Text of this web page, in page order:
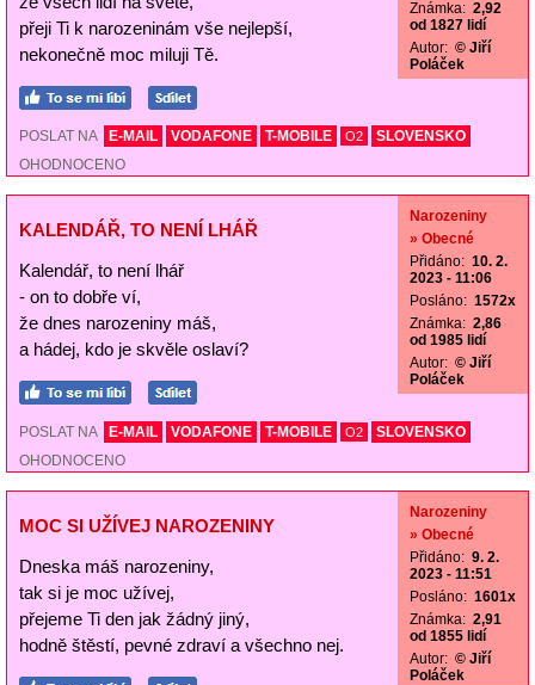
přeji Ti k narozeninám vše nejlepší,
nekonečně moc miluji Tě.
Známka: 2,92
od 1827 lidí
Autor: © Jiří
Poláček
POSLAT NA E-MAIL VODAFONE T-MOBILE O2
SLOVENSKO
OHODNOCENO
KALENDÁŘ, TO NENÍ LHÁŘ
Kalendář, to není lhář
- on to dobře ví,
že dnes narozeniny máš,
a hádej, kdo je skvěle oslaví?
Narozeniny
» Obecné
Přidáno: 10. 2.
2023 - 11:06
Posláno: 1572x
Známka: 2,86
od 1985 lidí
Autor: © Jiří
Poláček
POSLAT NA E-MAIL VODAFONE T-MOBILE O2
SLOVENSKO
OHODNOCENO
MOC SI UŽÍVEJ NAROZENINY
Dneska máš narozeniny,
tak si je moc užívej,
přejeme Ti den jak žádný jiný,
hodně štěstí, pevné zdraví a všechno nej.
Narozeniny
» Obecné
Přidáno: 9. 2.
2023 - 11:51
Posláno: 1601x
Známka: 2,91
od 1855 lidí
Autor: © Jiří
Poláček